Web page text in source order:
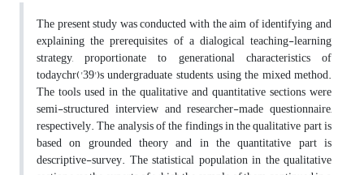
The present study was conducted with the aim of identifying and
explaining the prerequisites of a dialogical teaching-learning
strategy, proportionate‎ to generational characteristics of
todaychr('39')s ‎undergraduate students, using the mixed method.
The tools used in the qualitative and quantitative sections were
semi-structured interview and researcher-made questionnaire,
respectively. The analysis of the findings in the qualitative part is
based on grounded theory and in the quantitative part is
descriptive-survey. The statistical population in the qualitative